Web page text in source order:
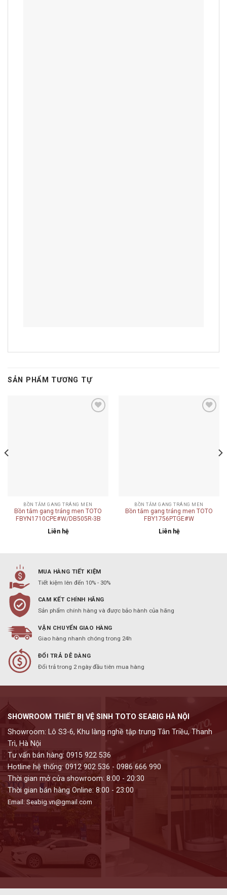
SẢN PHẨM TƯƠNG TỰ
BỒN TẮM GANG TRÁNG MEN
Bồn tắm gang tráng men TOTO
FBYN1710CPE#W/DB505R-3B
Liên hệ
BỒN TẮM GANG TRÁNG MEN
Bồn tắm gang tráng men TOTO
FBY1756PTGE#W
Liên hệ
MUA HÀNG TIẾT KIỆM
Tiết kiệm lên đến 10% - 30%
CAM KẾT CHÍNH HÃNG
Sản phẩm chính hàng và được bảo hành của hãng
VẬN CHUYỂN GIAO HÀNG
Giao hàng nhanh chóng trong 24h
ĐỔI TRẢ DỄ DÀNG
Đổi trả trong 2 ngày đầu tiên mua hàng
SHOWROOM THIẾT BỊ VỆ SINH TOTO SEABIG HÀ NỘI
Showroom: Lô S3-6, Khu làng nghề tập trung Tân Triều, Thanh
Trì, Hà Nội
Tư vấn bán hàng: 0915 922 536
Hotline hệ thống: 0912 902 536 - 0986 666 990
Thời gian mở cửa showroom: 8:00 - 20:30
Thời gian bán hàng Online: 8:00 - 23:00
Email: Seabig.vn@gmail.com